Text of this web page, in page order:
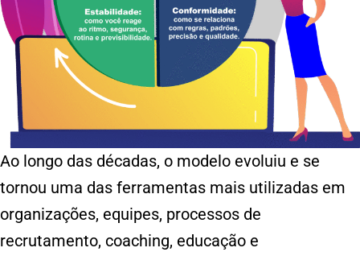
Ao longo das décadas, o modelo evoluiu e se
tornou uma das ferramentas mais utilizadas em
organizações, equipes, processos de
recrutamento, coaching, educação e